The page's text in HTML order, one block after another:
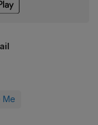
Me